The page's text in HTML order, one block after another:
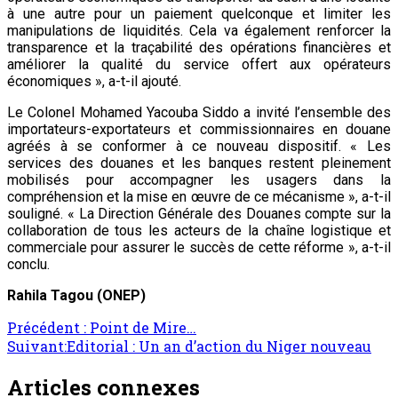
à une autre pour un paiement quelconque et limiter les
manipulations de liquidités. Cela va également renforcer la
transparence et la traçabilité des opérations financières et
améliorer la qualité du service offert aux opérateurs
économiques », a-t-il ajouté.
Le Colonel Mohamed Yacouba Siddo a invité l’ensemble des
importateurs-exportateurs et commissionnaires en douane
agréés à se conformer à ce nouveau dispositif. « Les
services des douanes et les banques restent pleinement
mobilisés pour accompagner les usagers dans la
compréhension et la mise en œuvre de ce mécanisme », a-t-il
souligné. « La Direction Générale des Douanes compte sur la
collaboration de tous les acteurs de la chaîne logistique et
commerciale pour assurer le succès de cette réforme », a-t-il
conclu.
Rahila Tagou (ONEP)
Navigation
d’article
Précédent : Point de Mire…
Suivant:Editorial : Un an d’action du Niger nouveau
Articles connexes